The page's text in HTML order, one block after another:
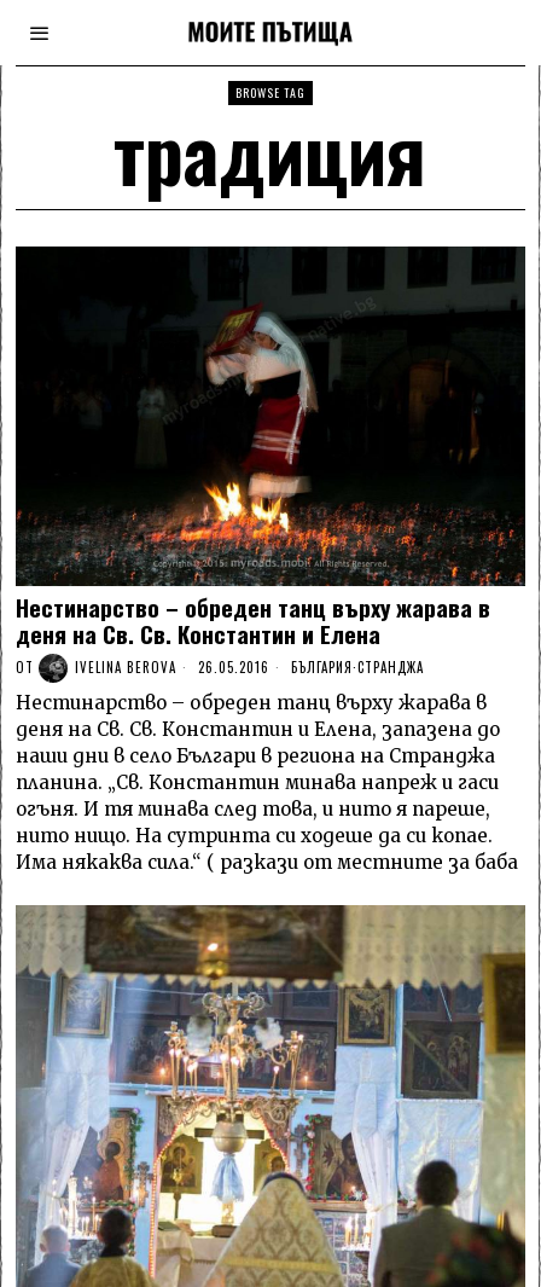
BROWSE TAG
традиция
Нестинарство – обреден танц върху жарава в
деня на Св. Св. Константин и Елена
ОТ IVELINA BEROVA 26.05.2016 БЪЛГАРИЯ·СТРАНДЖА
Нестинарство – обреден танц върху жарава в
деня на Св. Св. Константин и Елена, запазена до
наши дни в село Българи в региона на Странджа
планина. „Св. Константин минава напреж и гаси
огъня. И тя минава след това, и нито я пареше,
нито нищо. На сутринта си ходеше да си копае.
Има някаква сила.“ ( разкази от местните за баба